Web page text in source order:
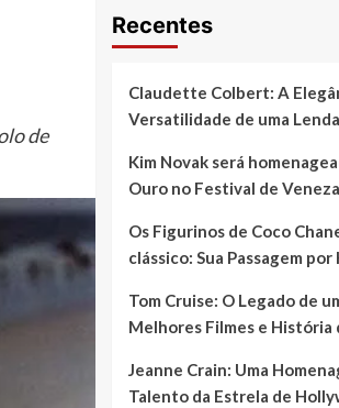
de
Recentes
Claudette Colbert: A
Versatilidade de uma
Kim Novak será
Ouro no Festival de
Os Figurinos de Coco
clássico: Sua Passagem
Tom Cruise: O Legado de
Melhores Filmes e História
Jeanne Crain: Uma
Talento da Estrela de